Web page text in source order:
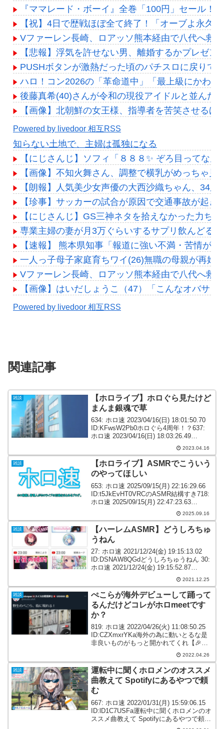
『ママレード・ボーイ』全巻「100円」セール
【祝】4日で歴戦ほぼ全て終了！「オーブよ永久
Vファーレン長崎、ロアッソ熊本経由で八代へ救
【悲報】浮気を許せない男、離婚するかプレゼ
PUSHボタンが激熱だった頃のパチスロに戻りて
ハロ！コン2026の「革命道中」「最上級にかわ
後藤真希(40)さんが令和の現役アイドルと並んだ
【画像】北朝鮮の女王様、指導者を苦笑させる
Powered by livedoor 相互RSS
知らない土地で、主婦は孤独になる
【にじさんじ】ソフィ「８８８✨ ぞろ目ってな
【画像】不知火舞さん、調整で横乳がめっちゃ
【朗報】人気美少女声優の大西沙織ちゃん、34
【珍事】サッカーの試合が原因で交通事故が起き
【にじさんじ】GS三神ネタを拾えなかった力
専業主婦の妻が月3万ぐらいするサプリ飲んどる
【速報】 熊本県知事「報道に強い不満・苦情が
一人っ子母子家庭育ちワイ(26)無職の母親が再婚
Vファーレン長崎、ロアッソ熊本経由で八代へ救
【画像】はいだしょうこ（47）「こんなオバサ
Powered by livedoor 相互RSS
関連記事
雑談
【ホロライブ】ホロぐら見たけど
まんま銀魂で草
634: ホロ速 2023/04/16(日) 18:01:50.70
ID:KFwsW2Pb0ホロぐら4周年！？637:
ホロ速 2023/04/16(日) 18:03:26.49
ID:KFwsW2Pb0ホロぐら銀魂リスペクト
2023.04.16
雑談
【ホロライブ】ASMRでこういう
のやってほしい
653: ホロ速 2025/09/15(月) 22:16:29.66
ID:t5JkEvHT0VRCのASMR結構すき718:
ホロ速 2025/09/15(月) 22:47:23.63
ID:t5JkEvHT0こういうのやってほしい
2025.09.16
雑談
【ハーレムASMR】どうしろちゅ
うねん
27: ホロ速 2021/12/24(金) 19:15:13.02
ID:DSNAW8QGdどうしろちゅうねん 30:
ホロ速 2021/12/24(金) 19:15:52.87
ID:SuRBhCBJ0>>27お前を4分割しろ33:
2021.12.25
雑談
ぺこらが海外デビューして踊って
るんだけどコレがホロmeetです
か？
819: ホロ速 2022/04/26(火) 11:08:50.25
ID:CZXmxrYKa海外の為に動いとるな是
非良いものがもっと開かれてくれ【🎉お
知らせ🎉】VTuberグループ「ホロライ
ブ」、海外イベント企画『hololive Mee...
2022.04.26
雑談
運転中に聞くホロメンのオススメ
曲教えて Spotifyにあるやつで頼
む
667: ホロ速 2022/01/31(月) 15:59:06.15
ID:lD1C7USFa運転中に聞くホロメンのオ
ススメ曲教えて Spotifyにあるやつで頼む
671: ホロ速 2022/01/31(月) 16:00:23.24